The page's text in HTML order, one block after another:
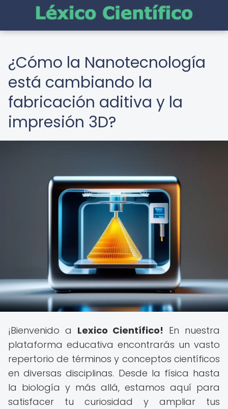
¿Cómo la Nanotecnología
está cambiando la
fabricación aditiva y la
impresión 3D?
¡Bienvenido a Lexico Científico! En nuestra
plataforma educativa encontrarás un vasto
repertorio de términos y conceptos científicos
en diversas disciplinas. Desde la física hasta
la biología y más allá, estamos aquí para
satisfacer tu curiosidad y ampliar tus